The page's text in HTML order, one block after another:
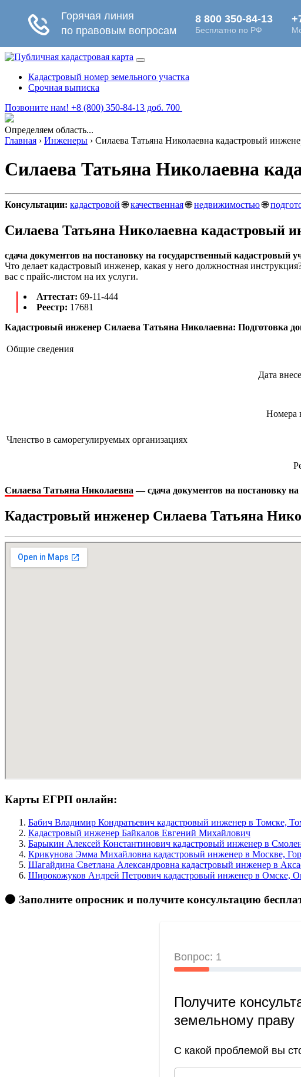
Кадастровый номер земельного участка
Срочная выписка
Позвоните нам! +8 (800) 350-84-13 доб. 700
Определяем область...
Главная › Инженеры › Силаева Татьяна Николаевна кадастровый
Силаева Татьяна Николаевна
Консультации: кадастровой🌐качественная🌐недвижимостью🌐
Силаева Татьяна Николаевна кадастровый
сдача документов на постановку на государственный кадастровый
Что делает кадастровый инженер, какая у него должностная
вас с прайс-листом на их услуги.
Аттестат: 69-11-444
Реестр: 17681
Кадастровый инженер Силаева Татьяна Николаевна: Подготовка
Общие сведения
Дата
Номера
Членство в саморегулируемых организациях
Силаева Татьяна Николаевна — сдача документов на постановку на
Кадастровый инженер Силаева Татьяна
Карты ЕГРП онлайн:
Бабич Владимир Кондратьевич кадастровый инженер в Томске,
Кадастровый инженер Байкалов Евгений Михайлович
Барыкин Алексей Константинович кадастровый инженер в
Крикунова Эмма Михайловна кадастровый инженер в Москве,
Шагайдина Светлана Александровна кадастровый инженер в
Широкожуков Андрей Петрович кадастровый инженер в Омске,
🟠 Заполните опросник и получите консультацию